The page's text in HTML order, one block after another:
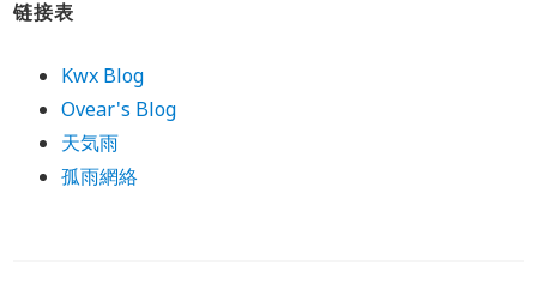
链接表
Kwx Blog
Ovear's Blog
天気雨
孤雨網絡